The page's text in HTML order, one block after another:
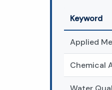
Keyword
Applied
Chemical